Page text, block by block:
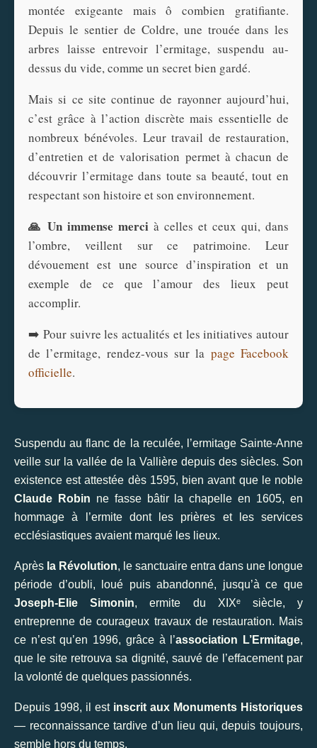
montée exigeante mais ô combien gratifiante.
Depuis le sentier de Coldre, une trouée dans les
arbres laisse entrevoir l’ermitage, suspendu au-
dessus du vide, comme un secret bien gardé.
Mais si ce site continue de rayonner aujourd’hui,
c’est grâce à l’action discrète mais essentielle de
nombreux bénévoles. Leur travail de restauration,
d’entretien et de valorisation permet à chacun de
découvrir l’ermitage dans toute sa beauté, tout en
respectant son histoire et son environnement.
🙏 Un immense merci à celles et ceux qui, dans
l’ombre, veillent sur ce patrimoine. Leur
dévouement est une source d’inspiration et un
exemple de ce que l’amour des lieux peut
accomplir.
➡️ Pour suivre les actualités et les initiatives autour
de l’ermitage, rendez-vous sur la page Facebook
officielle.
Suspendu au flanc de la reculée, l’ermitage Sainte-Anne
veille sur la vallée de la Vallière depuis des siècles. Son
existence est attestée dès 1595, bien avant que le noble
Claude Robin ne fasse bâtir la chapelle en 1605, en
hommage à l’ermite dont les prières et les services
ecclésiastiques avaient marqué les lieux.
Après la Révolution, le sanctuaire entra dans une longue
période d’oubli, loué puis abandonné, jusqu’à ce que
Joseph-Elie Simonin, ermite du XIXᵉ siècle, y
entreprenne de courageux travaux de restauration. Mais
ce n’est qu’en 1996, grâce à l’association L’Ermitage,
que le site retrouva sa dignité, sauvé de l’effacement par
la volonté de quelques passionnés.
Depuis 1998, il est inscrit aux Monuments Historiques
— reconnaissance tardive d’un lieu qui, depuis toujours,
semble hors du temps.